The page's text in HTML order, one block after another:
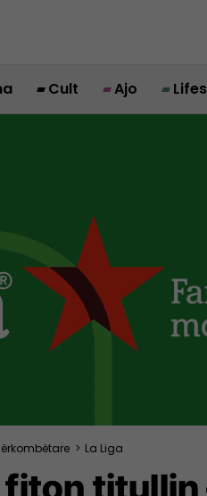
Cult Ajo
> La Liga
titullin